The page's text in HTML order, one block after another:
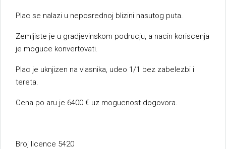
Plac se nalazi u neposrednoj blizini nasutog puta.
Zemljiste je u gradjevinskom podrucju, a nacin koriscenja
je moguce konvertovati.
Plac je uknjizen na vlasnika, udeo 1/1 bez zabelezbi i
tereta.
Cena po aru je 6400 € uz mogucnost dogovora.
Broj licence 5420